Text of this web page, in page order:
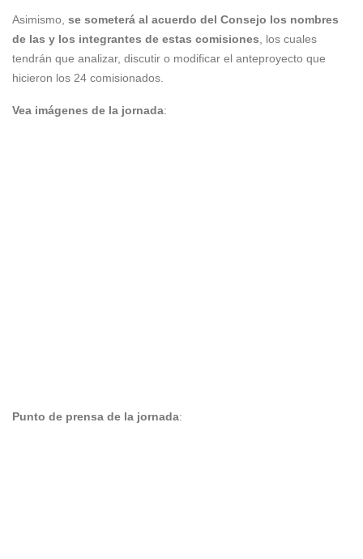
Asimismo, se someterá al acuerdo del Consejo los nombres
de las y los integrantes de estas comisiones, los cuales
tendrán que analizar, discutir o modificar el anteproyecto que
hicieron los 24 comisionados.
Vea imágenes de la jornada:
Punto de prensa de la jornada: